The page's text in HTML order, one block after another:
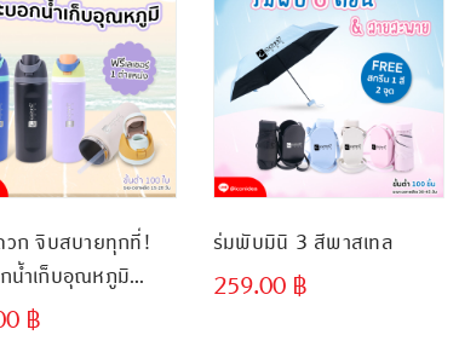
วก จิบสบายทุกที่!
น้ำเก็บอุณหภูมิ
หิ้วในตัว พร้อมลุย
฿
ร่มพับมินิ 3 สีพาสเทล
259.00 ฿